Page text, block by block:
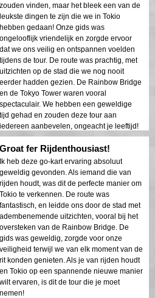
zouden vinden, maar het bleek een van de
leukste dingen te zijn die we in Tokio
hebben gedaan! Onze gids was
ongelooflijk vriendelijk en zorgde ervoor
dat we ons veilig en ontspannen voelden
tijdens de tour. De route was prachtig, met
uitzichten op de stad die we nog nooit
eerder hadden gezien. De Rainbow Bridge
en de Tokyo Tower waren vooral
spectaculair. We hebben een geweldige
tijd gehad en zouden deze tour aan
iedereen aanbevelen, ongeacht je leeftijd!
Groat fer Rijdenthousiast!
Ik heb deze go-kart ervaring absoluut
geweldig gevonden. Als iemand die van
rijden houdt, was dit de perfecte manier om
Tokio te verkennen. De route was
fantastisch, en leidde ons door de stad met
adembenemende uitzichten, vooral bij het
oversteken van de Rainbow Bridge. De
gids was geweldig, zorgde voor onze
veiligheid terwijl we van elk moment van de
rit konden genieten. Als je van rijden houdt
en Tokio op een spannende nieuwe manier
wilt ervaren, is dit de tour die je moet
nemen!